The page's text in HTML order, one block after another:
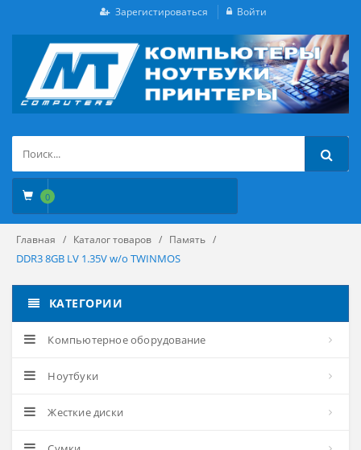
Зарегистироваться Войти
0
Главная Каталог товаров Память
DDR3 8GB LV 1.35V w/o TWINMOS
КАТЕГОРИИ
Компьютерное оборудование
Ноутбуки
Жесткие диски